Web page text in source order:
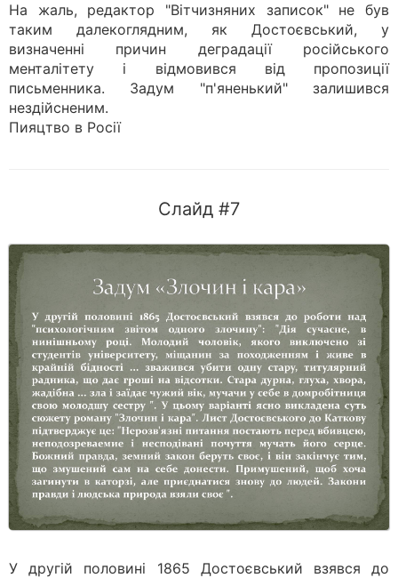
На жаль, редактор "Вітчизняних записок" не був
таким далекоглядним, як Достоєвський, у
визначенні причин деградації російського
менталітету і відмовився від пропозиції
письменника. Задум "п'яненький" залишився
нездійсненим.
Пияцтво в Росії
Слайд #7
У другій половині 1865 Достоєвський взявся до